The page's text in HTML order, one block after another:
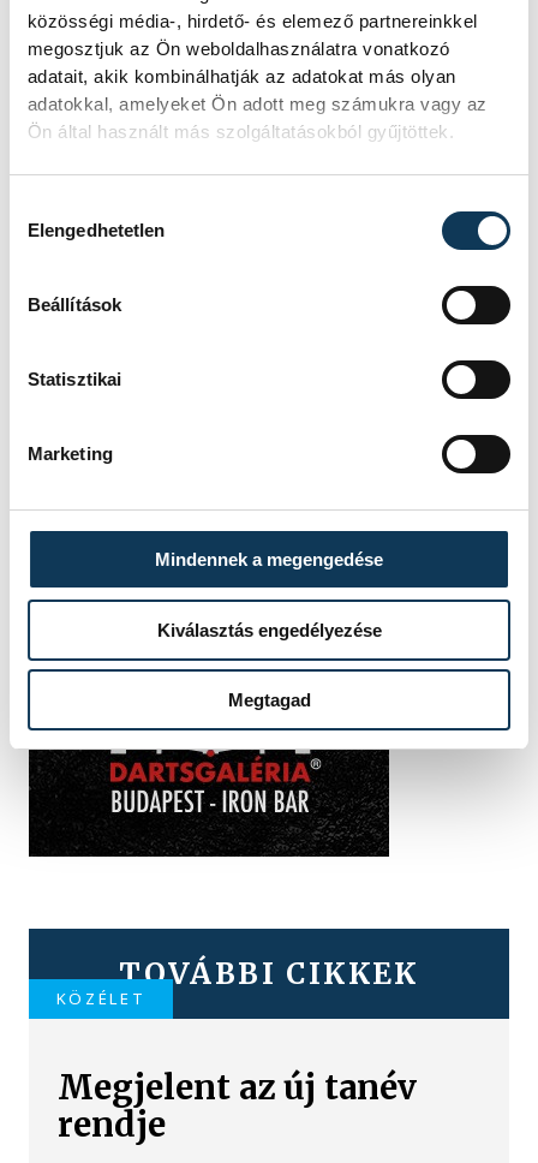
közösségi média-, hirdető- és elemező partnereinkkel
megosztjuk az Ön weboldalhasználatra vonatkozó
adatait, akik kombinálhatják az adatokat más olyan
adatokkal, amelyeket Ön adott meg számukra vagy az
Ön által használt más szolgáltatásokból gyűjtöttek.
Elengedhetetlen
Beállítások
Statisztikai
Marketing
Mindennek a megengedése
Kiválasztás engedélyezése
Megtagad
TOVÁBBI CIKKEK
KÖZÉLET
Megjelent az új tanév
rendje